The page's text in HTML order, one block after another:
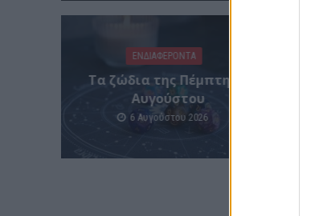
ΕΝΔΙΑΦΕΡΟΝΤΑ
Tα ζώδια της Πέμπτης 6
Αυγούστου
6 Αυγούστου 2026